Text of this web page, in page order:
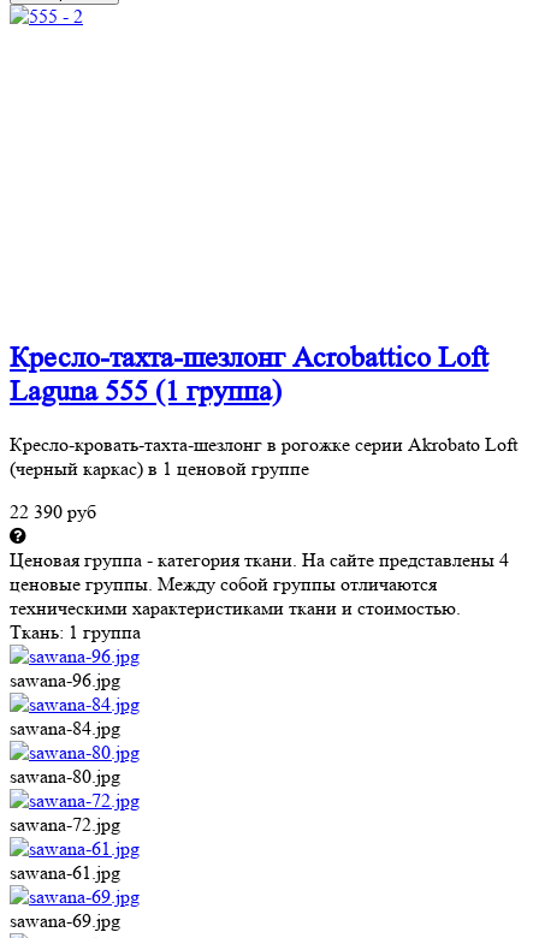
Кресло-тахта-шезлонг Acrobattico Loft
Laguna 555 (1 группа)
Кресло-кровать-тахта-шезлонг в рогожке серии Akrobato Loft
(черный каркас) в 1 ценовой группе
22 390 руб
Ценовая группа - категория ткани. На сайте представлены 4
ценовые группы. Между собой группы отличаются
техническими характеристиками ткани и стоимостью.
Ткань: 1 группа
sawana-96.jpg
sawana-84.jpg
sawana-80.jpg
sawana-72.jpg
sawana-61.jpg
sawana-69.jpg